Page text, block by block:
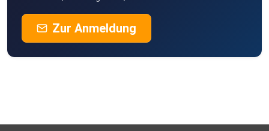
Zur Anmeldung